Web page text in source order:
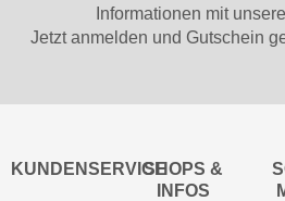
Informationen mit
Jetzt anmelden und Gutschein
KUNDENSERVICESHOPS &
INFOS